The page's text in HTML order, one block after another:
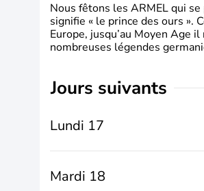
Nous fêtons les ARMEL qui
signifie « le prince des ours ».
Europe, jusqu’au Moyen Age
nombreuses légendes
jours suivants
Lundi 17
Mardi 18